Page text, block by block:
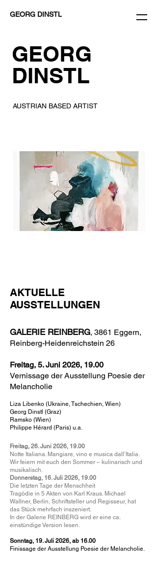
GEORG DINSTL
GEORG
DINSTL
AUSTRIAN BASED ARTIST
AKTUELLE
AUSSTELLUNGEN
GALERIE REINBERG, 3861 Eggern,
Reinberg-Heidenreichstein 26
Freitag, 5. Juni 2026, 19.00
Vernissage der Ausstellung Poesie der
Melancholie
Liza Libenko (Ukraine, Tschechien, Wien)
Georg Dinstl (Graz)
Ramsko (Wien)
Philippe Hérard (Paris) u.a.
Freitag, 26. Juni 2026, 19.00
Notte Italiana. Mangiare, vino e musica dall’Italia.
Wir feiern mit euch den Sommer – kulinarisch und
musikalisch.
Donnerstag, 16. Juli 2026, 19.00
Die letzten Tage der Menschheit
Tragödie in 5 Akten von Karl Kraus. Michael
Wallner, Berlin, Schriftsteller und Regisseur, hat
das Stück mehrfach inszeniert.
In der Galerie REINBERG wird er eine ca.
einstündige Version lesen.
Sonntag, 19. Juli 2026, ab 16.00
Finissage der Ausstellung Poesie der Melancholie.